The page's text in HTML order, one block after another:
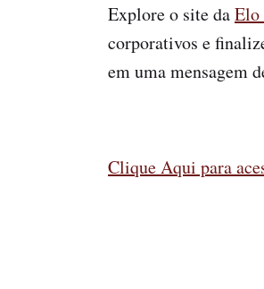
Explore o site daElo
corporativos e
em uma mensagem
Clique Aqui para